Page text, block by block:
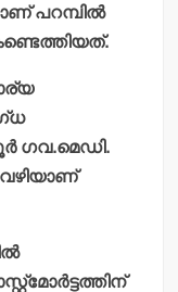
പറമ്പില്‍
ഗവ.മെഡി.